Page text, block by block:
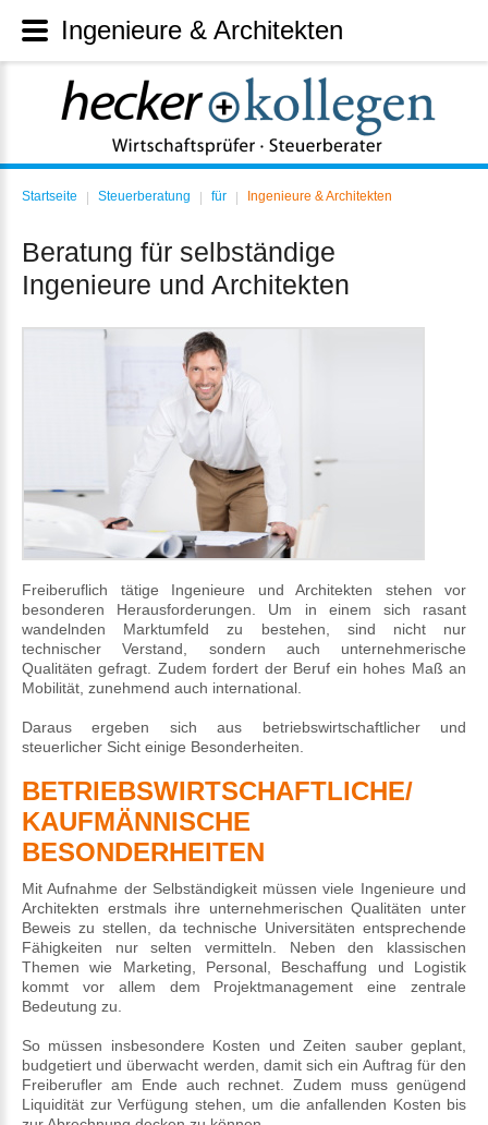
Startseite | Steuerberatung | für | Ingenieure & Architekten
Beratung für selbständige
Ingenieure und Architekten
Freiberuflich tätige Ingenieure und Architekten stehen vor
besonderen Herausforderungen. Um in einem sich rasant
wandelnden Marktumfeld zu bestehen, sind nicht nur
technischer Verstand, sondern auch unternehmerische
Qualitäten gefragt. Zudem fordert der Beruf ein hohes Maß an
Mobilität, zunehmend auch international.
Daraus ergeben sich aus betriebswirtschaftlicher und
steuerlicher Sicht einige Besonderheiten.
BETRIEBSWIRTSCHAFTLICHE/
KAUFMÄNNISCHE
BESONDERHEITEN
Mit Aufnahme der Selbständigkeit müssen viele Ingenieure und
Architekten erstmals ihre unternehmerischen Qualitäten unter
Beweis zu stellen, da technische Universitäten entsprechende
Fähigkeiten nur selten vermitteln. Neben den klassischen
Themen wie Marketing, Personal, Beschaffung und Logistik
kommt vor allem dem Projektmanagement eine zentrale
Bedeutung zu.
So müssen insbesondere Kosten und Zeiten sauber geplant,
budgetiert und überwacht werden, damit sich ein Auftrag für den
Freiberufler am Ende auch rechnet. Zudem muss genügend
Liquidität zur Verfügung stehen, um die anfallenden Kosten bis
Ingenieure & Architekten